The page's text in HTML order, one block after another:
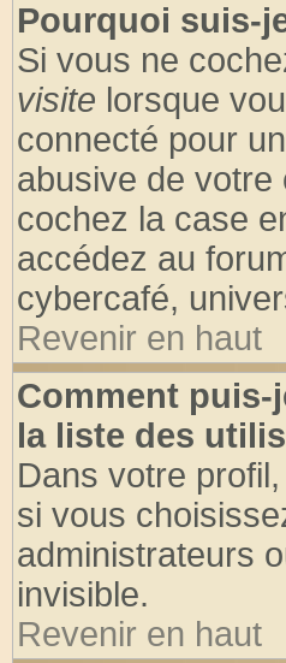
Pourquoi suis-
Si vous ne
visite lorsque
connecté pour
abusive de
cochez la case
accédez au
cybercafé,
Revenir en haut
Comment
la liste des
Dans votre
si vous
administrateurs
invisible.
Revenir en haut